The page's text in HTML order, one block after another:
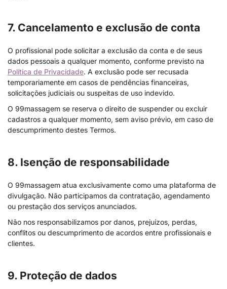
7. Cancelamento e exclusão de conta
O profissional pode solicitar a exclusão da conta e de seus
dados pessoais a qualquer momento, conforme previsto na
Política de Privacidade. A exclusão pode ser recusada
temporariamente em casos de pendências financeiras,
solicitações judiciais ou suspeitas de uso indevido.
O 99massagem se reserva o direito de suspender ou excluir
cadastros a qualquer momento, sem aviso prévio, em caso de
descumprimento destes Termos.
8. Isenção de responsabilidade
O 99massagem atua exclusivamente como uma plataforma de
divulgação. Não participamos da contratação, agendamento
ou prestação dos serviços anunciados.
Não nos responsabilizamos por danos, prejuízos, perdas,
conflitos ou descumprimento de acordos entre profissionais e
clientes.
9. Proteção de dados